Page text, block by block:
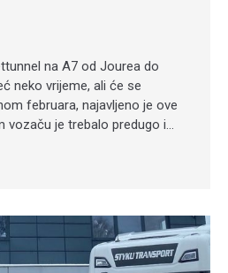
na A7 od Jourea do
neko vrijeme, ali će se
februara, najavljeno je ove
vozaču je trebalo predugo i…